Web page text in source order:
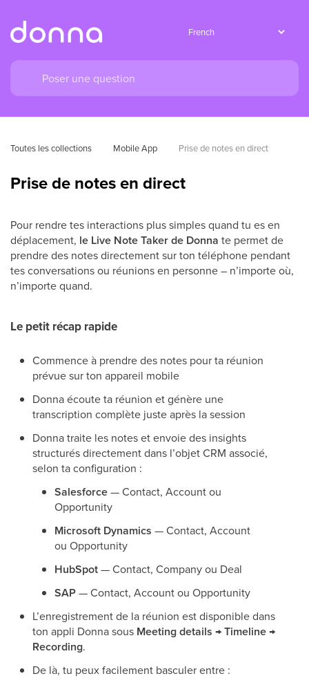
Toutes les collections Mobile App Prise de notes en direct
Prise de notes en direct
Pour rendre tes interactions plus simples quand tu es en
déplacement, le Live Note Taker de Donna te permet de
prendre des notes directement sur ton téléphone pendant
tes conversations ou réunions en personne – n’importe où,
n’importe quand.
Le petit récap rapide
Commence à prendre des notes pour ta réunion
prévue sur ton appareil mobile
Donna écoute ta réunion et génère une
transcription complète juste après la session
Donna traite les notes et envoie des insights
structurés directement dans l’objet CRM associé,
selon ta configuration :
Salesforce— Contact, Account ou
Opportunity
Microsoft Dynamics — Contact, Account
ou Opportunity
HubSpot— Contact, Company ou Deal
SAP— Contact, Account ou Opportunity
L’enregistrement de la réunion est disponible dans
ton appli Donna sous Meeting details → Timeline →
Recording.
De là, tu peux facilement basculer entre :